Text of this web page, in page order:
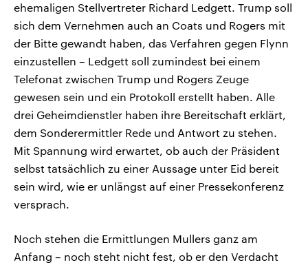
ehemaligen Stellvertreter Richard Ledgett. Trump soll
sich dem Vernehmen auch an Coats und Rogers mit
der Bitte gewandt haben, das Verfahren gegen Flynn
einzustellen – Ledgett soll zumindest bei einem
Telefonat zwischen Trump und Rogers Zeuge
gewesen sein und ein Protokoll erstellt haben. Alle
drei Geheimdienstler haben ihre Bereitschaft erklärt,
dem Sonderermittler Rede und Antwort zu stehen.
Mit Spannung wird erwartet, ob auch der Präsident
selbst tatsächlich zu einer Aussage unter Eid bereit
sein wird, wie er unlängst auf einer Pressekonferenz
versprach.
Noch stehen die Ermittlungen Mullers ganz am
Anfang – noch steht nicht fest, ob er den Verdacht